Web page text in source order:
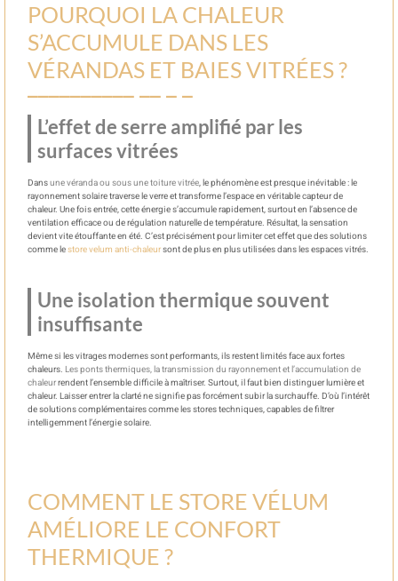
POURQUOI LA CHALEUR
S’ACCUMULE DANS LES
VÉRANDAS ET BAIES VITRÉES ?
L’effet de serre amplifié par les
surfaces vitrées
Dansune véranda ou sous une toiture vitrée, le phénomène est presque inévitable : le
rayonnement solaire traverse le verre et transforme l’espace en véritable capteur de
chaleur. Une fois entrée, cette énergie s’accumule rapidement, surtout en l’absence de
ventilation efficace ou de régulation naturelle de température. Résultat, la sensation
devient vite étouffante en été. C’est précisément pour limiter cet effet que des solutions
comme lestore velum anti-chaleursont de plus en plus utilisées dans les espaces vitrés.
Une isolation thermique souvent
insuffisante
Même si les vitrages modernes sont performants, ils restent limités face aux fortes
chaleurs. Les ponts thermiques, la transmission du rayonnement et l’accumulation de
chaleurrendent l’ensemble difficile à maîtriser. Surtout, il faut bien distinguer lumière et
chaleur. Laisser entrer la clarté ne signifie pas forcément subir la surchauffe. D’où l’intérêt
de solutions complémentaires comme les stores techniques, capables de filtrer
intelligemment l’énergie solaire.
COMMENT LE STORE VÉLUM
AMÉLIORE LE CONFORT
THERMIQUE ?